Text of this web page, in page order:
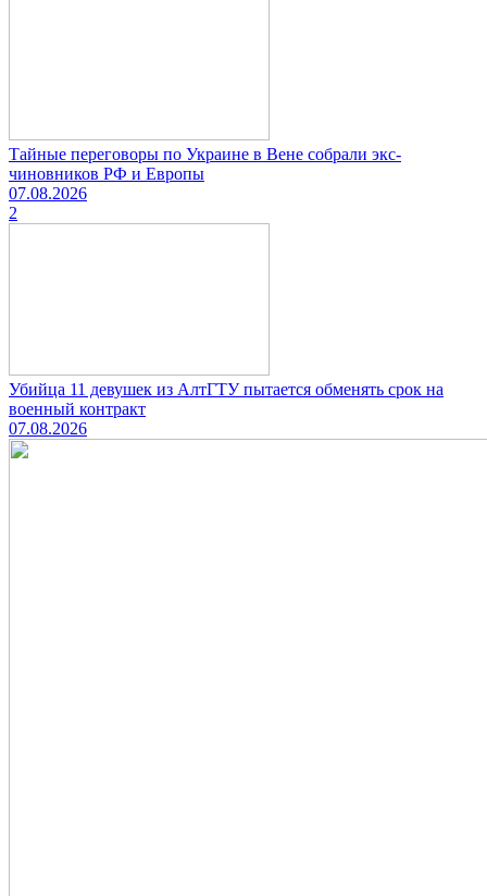
Тайные переговоры по Украине в Вене собрали экс-
чиновников РФ и Европы
07.08.2026
2
Убийца 11 девушек из АлтГТУ пытается обменять срок на
военный контракт
07.08.2026